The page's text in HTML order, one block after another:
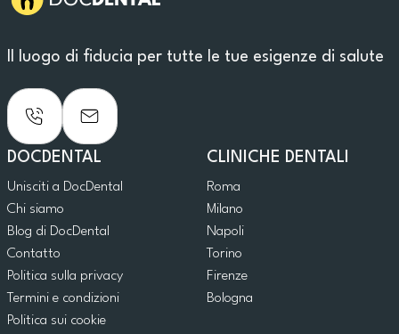
Il luogo di fiducia per tutte le tue esigenze di salute
DOCDENTAL
Unisciti a DocDental
Chi siamo
Blog di DocDental
Contatto
Politica sulla privacy
Termini e condizioni
Politica sui cookie
CLINICHE DENTALI
Roma
Milano
Napoli
Torino
Firenze
Bologna